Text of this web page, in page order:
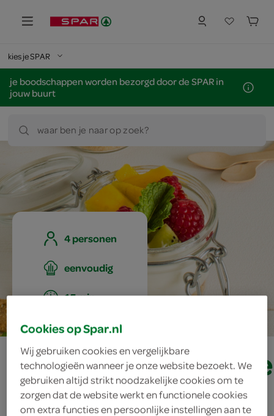
kies je SPAR
je boodschappen worden bezorgd door de SPAR in
jouw buurt
waar ben je naar op zoek?
4 personen
eenvoudig
15 min.
met vers fruit
Cookies op Spar.nl
Wij gebruiken cookies en vergelijkbare
technologieën wanneer je onze website bezoekt. We
gebruiken altijd strikt noodzakelijke cookies om te
zorgen dat de website werkt en functionele cookies
om extra functies en persoonlijke instellingen aan te